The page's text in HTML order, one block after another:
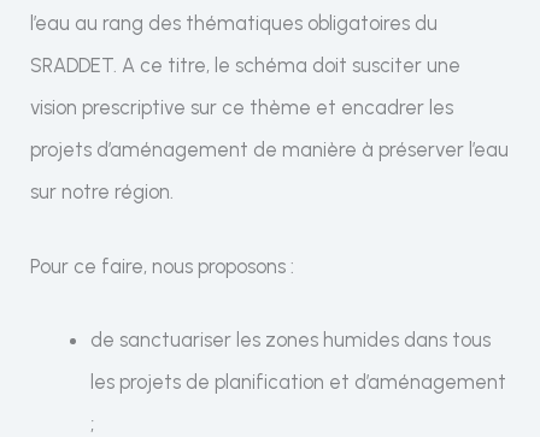
l’eau au rang des thématiques obligatoires du
SRADDET. A ce titre, le schéma doit susciter une
vision prescriptive sur ce thème et encadrer les
projets d’aménagement de manière à préserver l’eau
sur notre région.
Pour ce faire, nous proposons :
de sanctuariser les zones humides dans tous
les projets de planification et d’aménagement
;